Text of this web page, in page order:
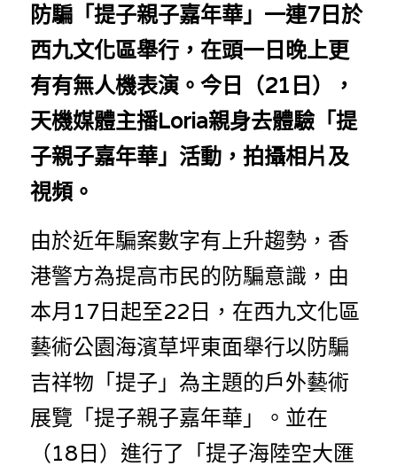
高松傑專欄
林伯強專欄
馮煒光專欄
趙處機專欄
KOL 精選
大衛sir專欄
曾子晴 - 晴深直說
龔靜儀大律師專欄
陳貴春大律師專欄
陳子遷律師專欄
羅浚軒專欄
支持讚助
關於我們
English
防騙「提子親子嘉年華」一連7日於
西九文化區舉行，在頭一日晚上更
有有無人機表演。今日（21日），
天機媒體主播Loria親身去體驗「提
子親子嘉年華」活動，拍攝相片及
視頻。
由於近年騙案數字有上升趨勢，香
港警方為提高市民的防騙意識，由
本月17日起至22日，在西九文化區
藝術公園海濱草坪東面舉行以防騙
吉祥物「提子」為主題的戶外藝術
展覽「提子親子嘉年華」。並在
（18日）進行了「提子海陸空大匯